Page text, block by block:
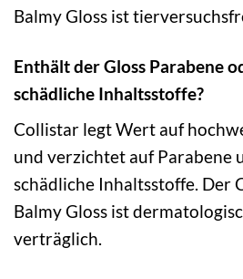
Balmy Gloss ist
Enthält der Gloss Parabene
schädliche Inhaltsstoffe?
Collistar legt Wert auf
und verzichtet auf Parabene
schädliche Inhaltsstoffe. Der
Balmy Gloss ist
verträglich.